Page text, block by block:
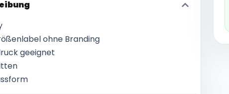
ohne Branding
geeignet